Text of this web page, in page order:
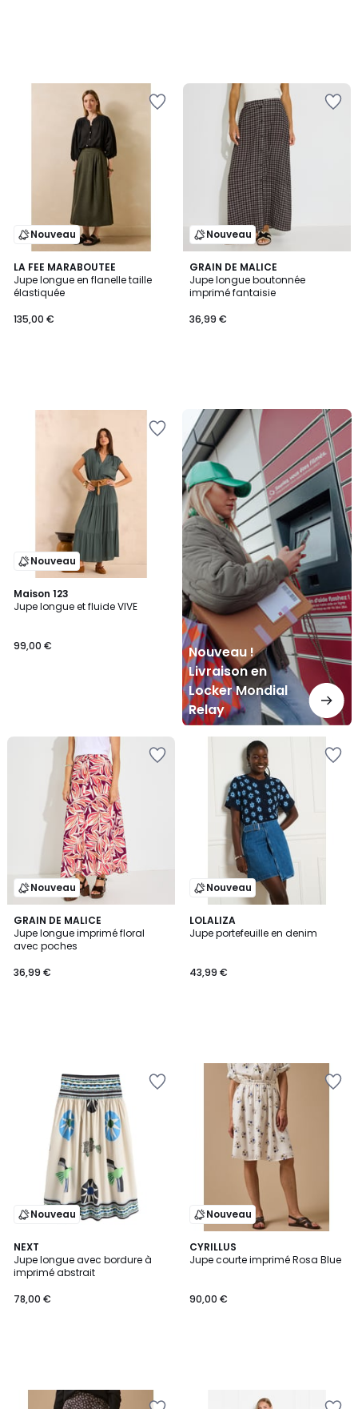
Nouveau
LA FEE MARABOUTEE
Jupe longue en flanelle taille
élastiquée
135,00 €
Nouveau
GRAIN DE MALICE
Jupe longue boutonnée
imprimé fantaisie
36,99 €
Nouveau
Maison 123
Jupe longue et fluide VIVE
99,00 €
Nouveau !
Livraison en
Locker Mondial
Relay
Nouveau
Livraison
en
Locker
Mondial
Relay
Nouveau
GRAIN DE MALICE
Jupe longue imprimé floral
avec poches
36,99 €
Nouveau
LOLALIZA
Jupe portefeuille en denim
43,99 €
Nouveau
NEXT
Jupe longue avec bordure à
imprimé abstrait
78,00 €
Nouveau
CYRILLUS
Jupe courte imprimé Rosa Blue
90,00 €